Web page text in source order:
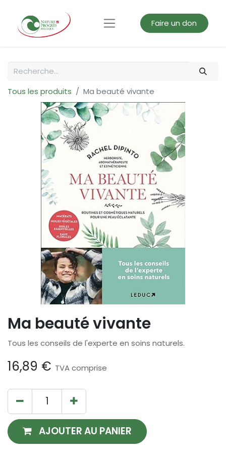
Faire un don
Tous les produits Ma beauté vivante
Ma beauté vivante
Tous les conseils de l'experte en soins naturels.
16,89 € TVA comprise
AJOUTER AU PANIER